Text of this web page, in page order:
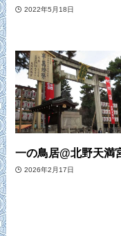
2022年5月18日
一の鳥居@北野天満
2026年2月17日